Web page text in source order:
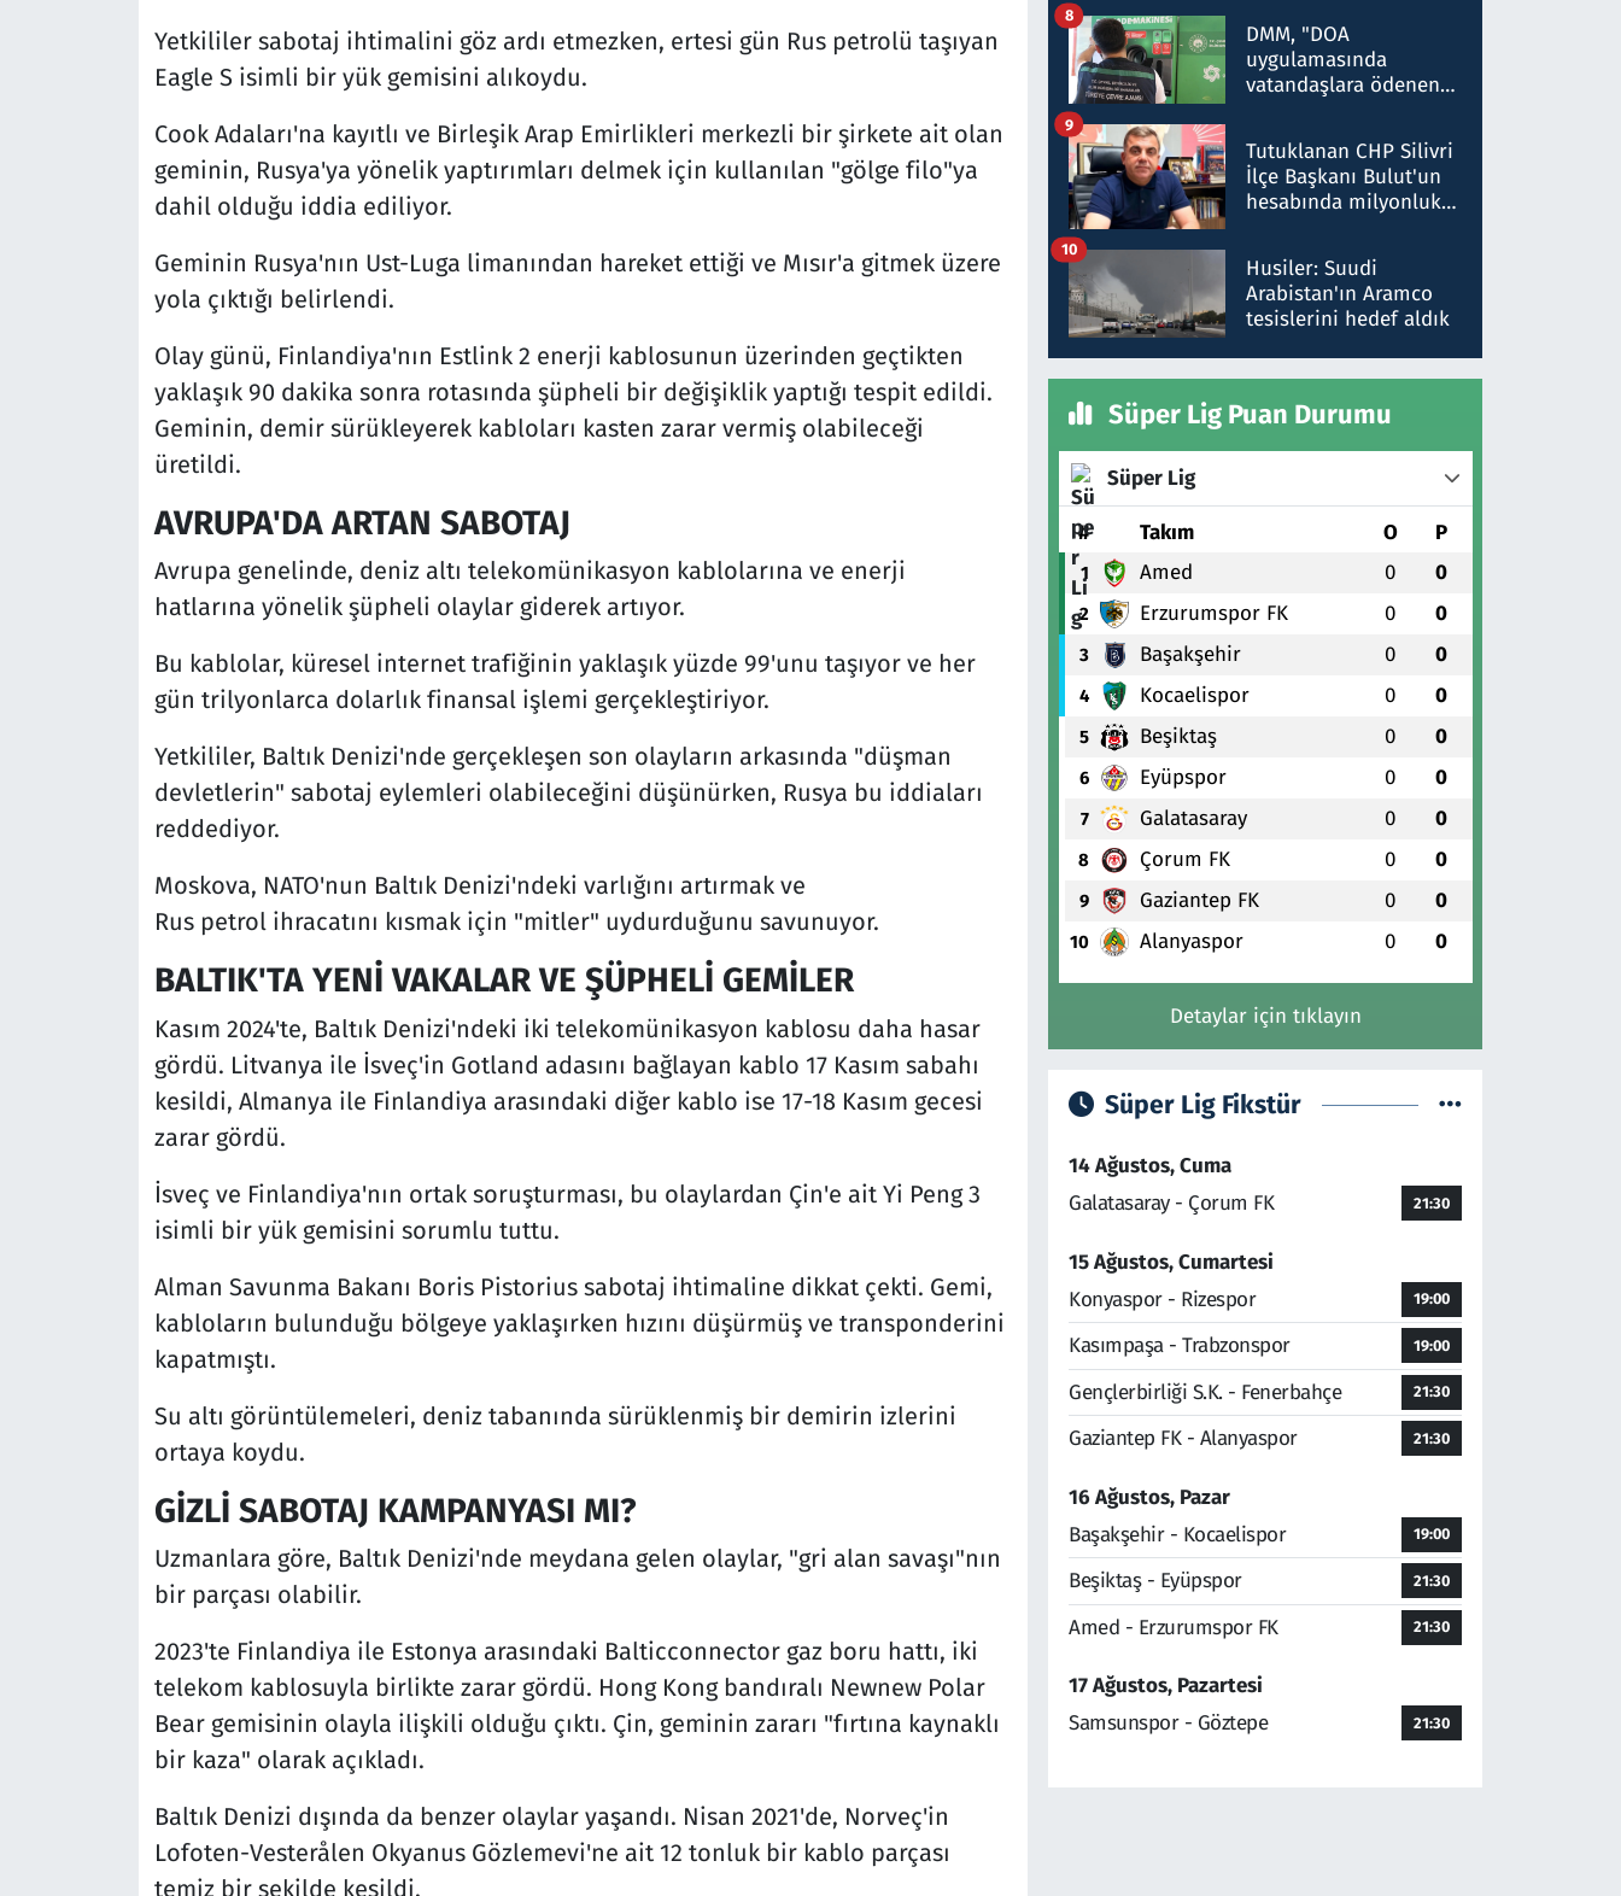
Yetkililer sabotaj ihtimalini göz ardı etmezken, ertesi gün Rus petrolü taşıyan
Eagle S isimli bir yük gemisini alıkoydu.
Cook Adaları'na kayıtlı ve Birleşik Arap Emirlikleri merkezli bir şirkete ait olan
geminin, Rusya'ya yönelik yaptırımları delmek için kullanılan "gölge filo"ya
dahil olduğu iddia ediliyor.
Geminin Rusya'nın Ust-Luga limanından hareket ettiği ve Mısır'a gitmek üzere
yola çıktığı belirlendi.
Olay günü, Finlandiya'nın Estlink 2 enerji kablosunun üzerinden geçtikten
yaklaşık 90 dakika sonra rotasında şüpheli bir değişiklik yaptığı tespit edildi.
Geminin, demir sürükleyerek kabloları kasten zarar vermiş olabileceği
üretildi.
AVRUPA'DA ARTAN SABOTAJ
Avrupa genelinde, deniz altı telekomünikasyon kablolarına ve enerji
hatlarına yönelik şüpheli olaylar giderek artıyor.
Bu kablolar, küresel internet trafiğinin yaklaşık yüzde 99'unu taşıyor ve her
gün trilyonlarca dolarlık finansal işlemi gerçekleştiriyor.
Yetkililer, Baltık Denizi'nde gerçekleşen son olayların arkasında "düşman
devletlerin" sabotaj eylemleri olabileceğini düşünürken, Rusya bu iddiaları
reddediyor.
Moskova, NATO'nun Baltık Denizi'ndeki varlığını artırmak ve
Rus petrol ihracatını kısmak için "mitler" uydurduğunu savunuyor.
BALTIK'TA YENİ VAKALAR VE ŞÜPHELİ GEMİLER
Kasım 2024'te, Baltık Denizi'ndeki iki telekomünikasyon kablosu daha hasar
gördü. Litvanya ile İsveç'in Gotland adasını bağlayan kablo 17 Kasım sabahı
kesildi, Almanya ile Finlandiya arasındaki diğer kablo ise 17-18 Kasım gecesi
zarar gördü.
İsveç ve Finlandiya'nın ortak soruşturması, bu olaylardan Çin'e ait Yi Peng 3
isimli bir yük gemisini sorumlu tuttu.
Alman Savunma Bakanı Boris Pistorius sabotaj ihtimaline dikkat çekti. Gemi,
kabloların bulunduğu bölgeye yaklaşırken hızını düşürmüş ve transponderini
kapatmıştı.
Su altı görüntülemeleri, deniz tabanında sürüklenmiş bir demirin izlerini
ortaya koydu.
GİZLİ SABOTAJ KAMPANYASI MI?
Uzmanlara göre, Baltık Denizi'nde meydana gelen olaylar, "gri alan savaşı"nın
bir parçası olabilir.
2023'te Finlandiya ile Estonya arasındaki Balticconnector gaz boru hattı, iki
telekom kablosuyla birlikte zarar gördü. Hong Kong bandıralı Newnew Polar
Bear gemisinin olayla ilişkili olduğu çıktı. Çin, geminin zararı "fırtına kaynaklı
bir kaza" olarak açıkladı.
Baltık Denizi dışında da benzer olaylar yaşandı. Nisan 2021'de, Norveç'in
Lofoten-Vesterålen Okyanus Gözlemevi'ne ait 12 tonluk bir kablo parçası
temiz bir şekilde kesildi.
DMM, "DOA
uygulamasında
vatandaşlara ödenen
düşürüldüğü" iddiasını
yalanladı
8
Tutuklanan CHP Silivri
İlçe Başkanı Bulut'un
hesabında milyonluk
talimat verdi, ben
gönderdim
9
Husiler: Suudi
Arabistan'ın Aramco
tesislerini hedef aldık
10
Süper Lig Puan Durumu
Süper Lig
# Takım O P
1 Amed 0 0
2 Erzurumspor FK 0 0
3 Başakşehir 0 0
4 Kocaelispor 0 0
5 Beşiktaş 0 0
6 Eyüpspor 0 0
7 Galatasaray 0 0
8 Çorum FK 0 0
9 Gaziantep FK 0 0
10 Alanyaspor 0 0
Detaylar için tıklayın
Süper Lig Fikstür
14 Ağustos, Cuma
Galatasaray - Çorum FK
21:30
15 Ağustos, Cumartesi
Konyaspor - Rizespor
19:00
Kasımpaşa - Trabzonspor 19:00
Gençlerbirliği S.K. - Fenerbahçe 21:30
Gaziantep FK - Alanyaspor 21:30
16 Ağustos, Pazar
Başakşehir - Kocaelispor
19:00
Beşiktaş - Eyüpspor 21:30
Amed - Erzurumspor FK 21:30
17 Ağustos, Pazartesi
Samsunspor - Göztepe
21:30